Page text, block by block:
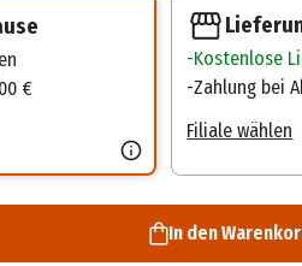
€
Kostenlose
Zahlung bei
Filiale wählen
In den